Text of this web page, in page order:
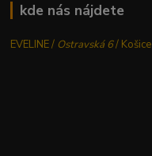
kde nás nájdete
EVELINE / Ostravská 6/ Košice